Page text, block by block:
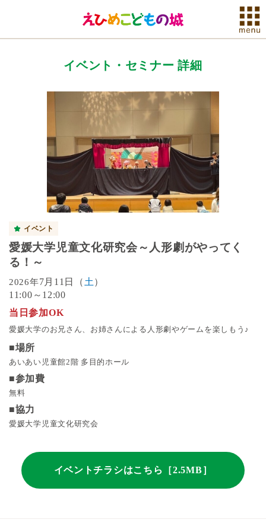
イベント・セミナー 詳細
イベント
愛媛大学児童文化研究会～人形劇がやってく
る！～
2026年7月11日（ 土 ）
11:00～12:00
当日参加OK
愛媛大学のお兄さん、お姉さんによる人形劇やゲームを楽しもう♪
■場所
あいあい児童館2階 多目的ホール
■参加費
無料
■協力
愛媛大学児童文化研究会
イベントチラシはこちら［2.5MB］